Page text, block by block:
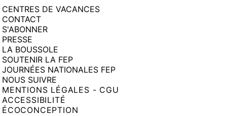
CENTRES DE VACANCES
CONTACT
S'ABONNER
PRESSE
LA BOUSSOLE
SOUTENIR LA FEP
JOURNÉES NATIONALES FEP
NOUS SUIVRE
MENTIONS LÉGALES - CGU
ACCESSIBILITÉ
ÉCOCONCEPTION